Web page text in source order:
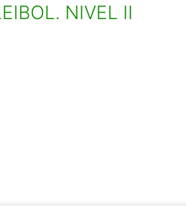
NIVEL II